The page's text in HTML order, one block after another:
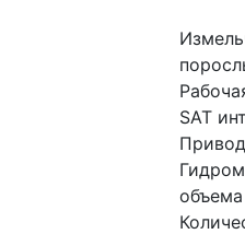
SAT
объема